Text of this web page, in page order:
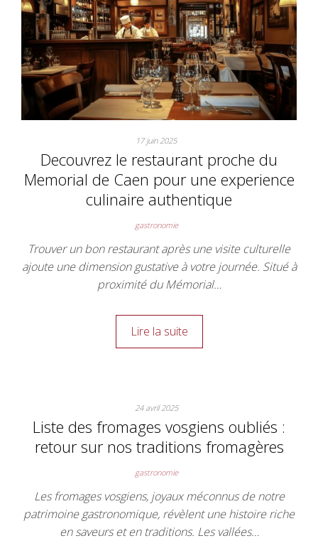
17 juin 2025
Decouvrez le restaurant proche du
Memorial de Caen pour une experience
culinaire authentique
gastronomie
Trouver un bon restaurant après une visite culturelle
ajoute une dimension gustative à votre journée. Situé à
proximité du Mémorial…
Lire la suite
24 avril 2025
Liste des fromages vosgiens oubliés :
retour sur nos traditions fromagères
gastronomie
Les fromages vosgiens, joyaux méconnus de notre
patrimoine gastronomique, révèlent une histoire riche
en saveurs et en traditions. Les vallées…